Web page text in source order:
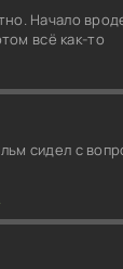
Начало
всё как-то
сидел с